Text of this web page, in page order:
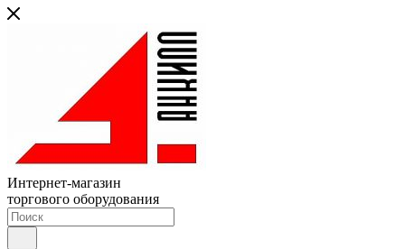
Интернет-магазин
торгового оборудования